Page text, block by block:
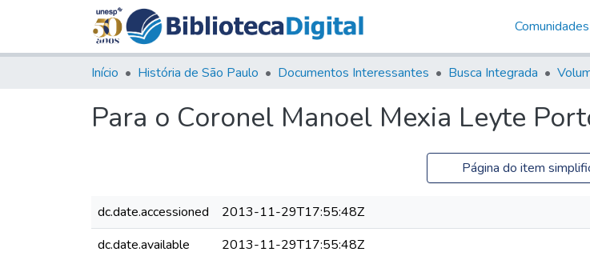
Início História de São Paulo Documentos Interessantes Busca Integrada
Para o Coronel Manoel Mexia Leyte
Página do item
dc.date.accessioned
2013-11-29T17:55:48Z
dc.date.available
2013-11-29T17:55:48Z